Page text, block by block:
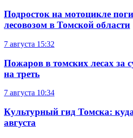
Подросток на мотоцикле
лесовозом в Томской области
7 августа 15:32
Пожаров в томских лесах за
на треть
7 августа 10:34
Культурный гид Томска:
августа